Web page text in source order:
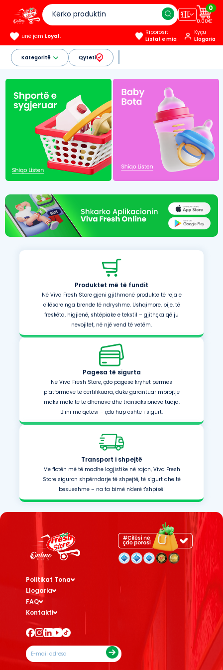
🇦🇱
0
0.00€
unë jam Loyal.
Riporosit
Listat e mia
Kyçu
Llogaria
Kategoritë Qyteti
Produktet më të fundit
Në Viva Fresh Store gjeni gjithmonë produkte të reja e
cilësore nga brende të ndryshme. Ushqimore, pije, të
freskëta, higjienë, shtëpiake e tekstil – gjithçka që ju
nevojitet, në një vend të vetëm.
Pagesa të sigurta
Në Viva Fresh Store, çdo pagesë kryhet përmes
platformave të certifikuara, duke garantuar mbrojtje
maksimale të të dhënave dhe transaksioneve tuaja.
Blini me qetësi – çdo hap është i sigurt.
Transport i shpejtë
Me flotën më të madhe logjistike në rajon, Viva Fresh
Store siguron shpërndarje të shpejtë, të sigurt dhe të
besueshme – na ta bimë n'derë t'shpisë!
Politikat Tona
Llogaria
FAQ
Kontakti